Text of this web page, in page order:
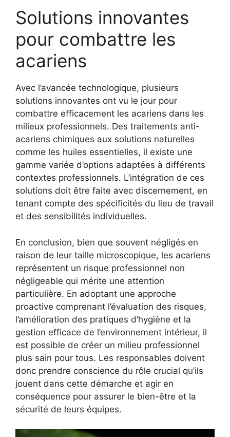
Solutions innovantes
pour combattre les
acariens
Avec l’avancée technologique, plusieurs
solutions innovantes ont vu le jour pour
combattre efficacement les acariens dans les
milieux professionnels. Des traitements anti-
acariens chimiques aux solutions naturelles
comme les huiles essentielles, il existe une
gamme variée d’options adaptées à différents
contextes professionnels. L’intégration de ces
solutions doit être faite avec discernement, en
tenant compte des spécificités du lieu de travail
et des sensibilités individuelles.
En conclusion, bien que souvent négligés en
raison de leur taille microscopique, les acariens
représentent un risque professionnel non
négligeable qui mérite une attention
particulière. En adoptant une approche
proactive comprenant l’évaluation des risques,
l’amélioration des pratiques d’hygiène et la
gestion efficace de l’environnement intérieur, il
est possible de créer un milieu professionnel
plus sain pour tous. Les responsables doivent
donc prendre conscience du rôle crucial qu’ils
jouent dans cette démarche et agir en
conséquence pour assurer le bien-être et la
sécurité de leurs équipes.